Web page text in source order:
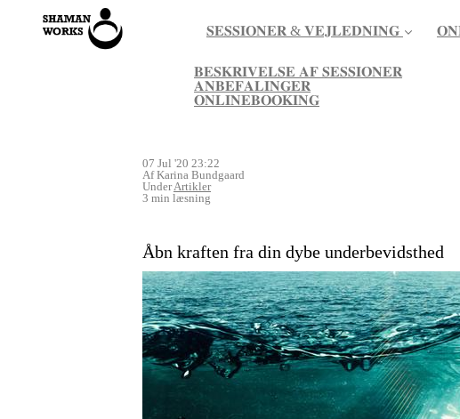
𝐒𝐄𝐒𝐒𝐈𝐎𝐍𝐄𝐑 & 𝐕𝐄𝐉𝐋𝐄𝐃𝐍𝐈𝐍𝐆
𝐁𝐄𝐒𝐊𝐑𝐈𝐕𝐄𝐋𝐒𝐄 𝐀𝐅 𝐒𝐄𝐒𝐒𝐈𝐎𝐍𝐄𝐑
𝐀𝐍𝐁𝐄𝐅𝐀𝐋𝐈𝐍𝐆𝐄𝐑
𝐎𝐍𝐋𝐈𝐍𝐄𝐁𝐎𝐎𝐊𝐈𝐍𝐆
07 Jul '20 23:22
Af Karina Bundgaard
UnderArtikler
3 min læsning
Åbn kraften fra din dybe underbevidsthed